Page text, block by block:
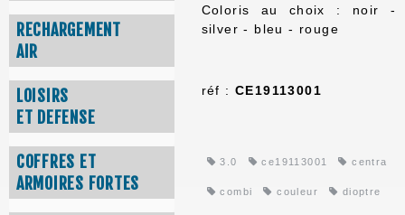
RECHARGEMENT
AIR
LOISIRS
ET DEFENSE
COFFRES ET
ARMOIRES FORTES
Coloris au choix : noir -
silver - bleu - rouge
réf :CE19113001
3.0 ce19113001 centra
combi couleur dioptre